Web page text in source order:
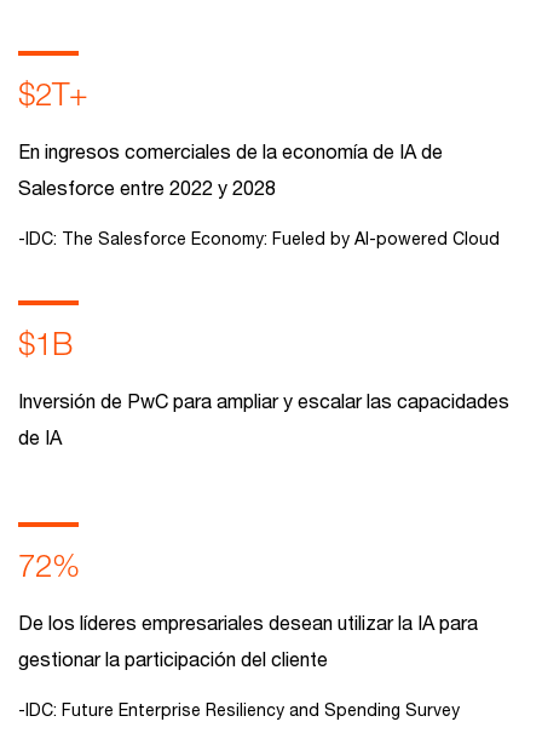
$2T+
En ingresos comerciales de la economía de IA de
Salesforce entre 2022 y 2028
-IDC: The Salesforce Economy: Fueled by AI-powered Cloud
$1B
Inversión de PwC para ampliar y escalar las capacidades
de IA
72%
De los líderes empresariales desean utilizar la IA para
gestionar la participación del cliente
-IDC: Future Enterprise Resiliency and Spending Survey